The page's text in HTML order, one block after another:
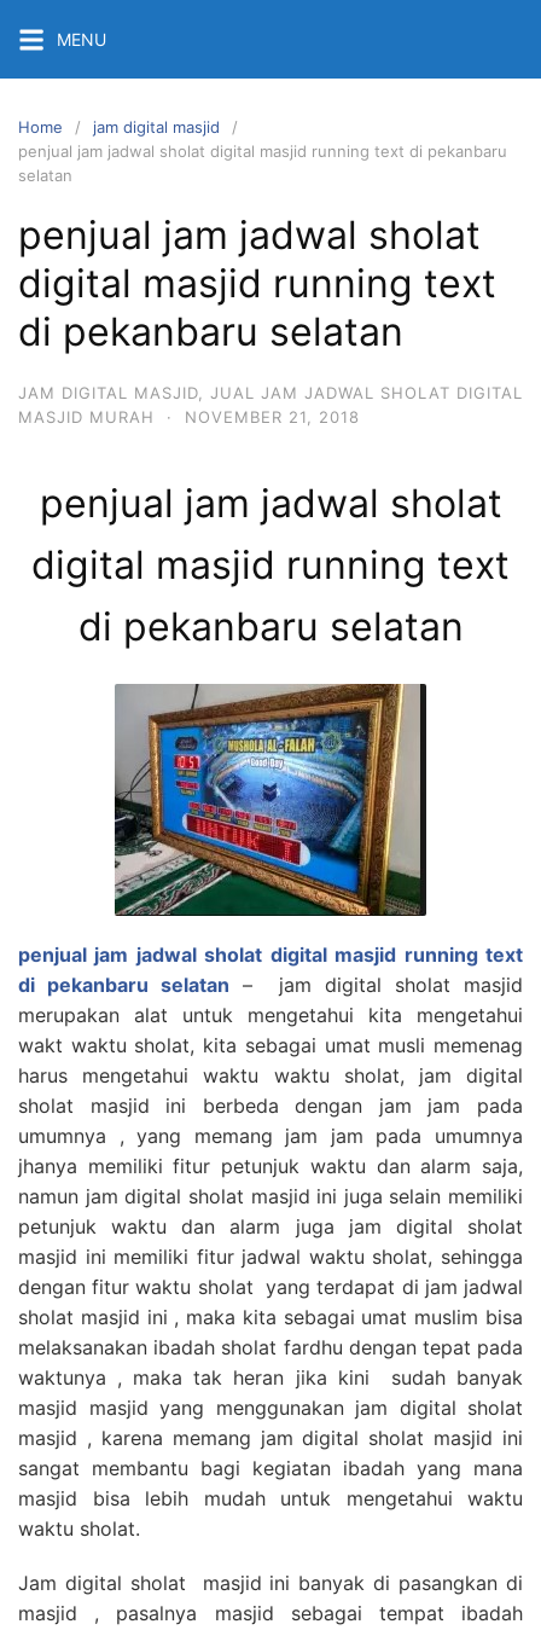
content
MENU
Home
jam digital masjid
penjual jam jadwal sholat digital masjid running text di pekanbaru
selatan
penjual jam jadwal sholat
digital masjid running text
di pekanbaru selatan
JAM DIGITAL MASJID
JUAL JAM JADWAL SHOLAT DIGITAL
MASJID MURAH
· NOVEMBER 21, 2018
penjual jam jadwal sholat
digital masjid running text
di pekanbaru selatan
penjual jam jadwal sholat digital masjid running text
di pekanbaru selatan – jam digital sholat masjid
merupakan alat untuk mengetahui kita mengetahui
wakt waktu sholat, kita sebagai umat musli memenag
harus mengetahui waktu waktu sholat, jam digital
sholat masjid ini berbeda dengan jam jam pada
umumnya , yang memang jam jam pada umumnya
jhanya memiliki fitur petunjuk waktu dan alarm saja,
namun jam digital sholat masjid ini juga selain memiliki
petunjuk waktu dan alarm juga jam digital sholat
masjid ini memiliki fitur jadwal waktu sholat, sehingga
dengan fitur waktu sholat yang terdapat di jam jadwal
sholat masjid ini , maka kita sebagai umat muslim bisa
melaksanakan ibadah sholat fardhu dengan tepat pada
waktunya , maka tak heran jika kini sudah banyak
masjid masjid yang menggunakan jam digital sholat
masjid , karena memang jam digital sholat masjid ini
sangat membantu bagi kegiatan ibadah yang mana
masjid bisa lebih mudah untuk mengetahui waktu
waktu sholat.
Jam digital sholat masjid ini banyak di pasangkan di
masjid , pasalnya masjid sebagai tempat ibadah